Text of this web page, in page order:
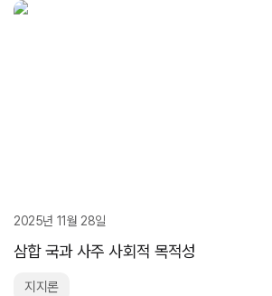
2025년 11월 28일
삼합 국과 사주 사회적 목적성
지지론